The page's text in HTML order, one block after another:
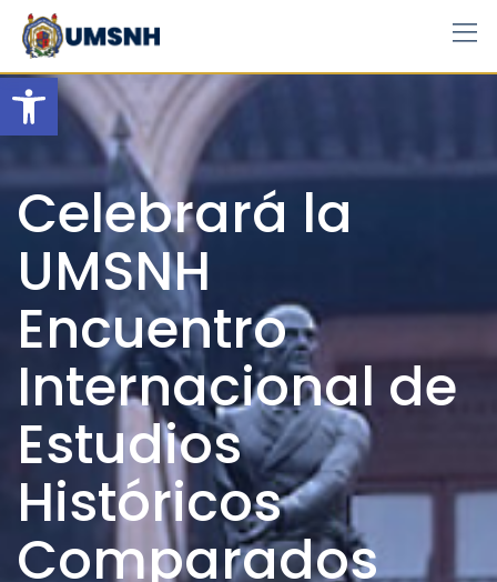
Open toolbar
Skip
content
Celebrará la
UMSNH
Encuentro
Internacional de
Estudios
Históricos
Comparados